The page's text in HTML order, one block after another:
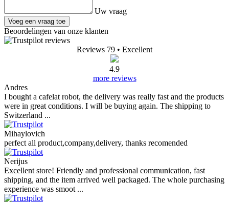
Uw vraag
Voeg een vraag toe
Beoordelingen van onze klanten
Reviews 79 • Excellent
4.9
more reviews
Andres
I bought a cafelat robot, the delivery was really fast and the products
were in great conditions. I will be buying again. The shipping to
Switzerland ...
Mihaylovich
perfect all product,company,delivery, thanks recomended
Nerijus
Excellent store! Friendly and professional communication, fast
shipping, and the item arrived well packaged. The whole purchasing
experience was smoot ...